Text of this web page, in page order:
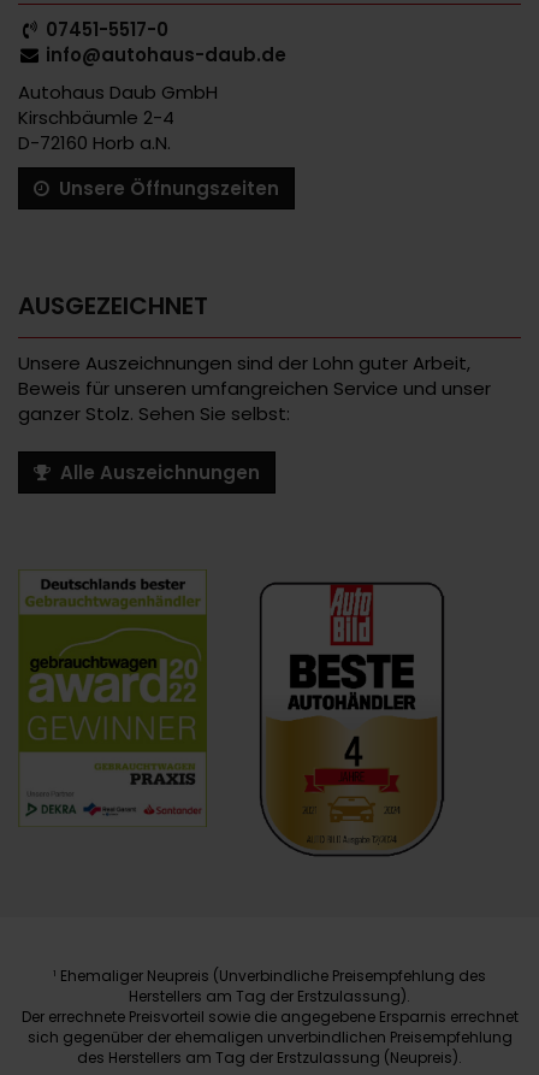
07451-5517-0
info@autohaus-daub.de
Autohaus Daub GmbH
Kirschbäumle 2-4
D-72160 Horb a.N.
Unsere Öffnungszeiten
AUSGEZEICHNET
Unsere Auszeichnungen sind der Lohn guter Arbeit,
Beweis für unseren umfangreichen Service und unser
ganzer Stolz. Sehen Sie selbst:
Alle Auszeichnungen
1 Ehemaliger Neupreis (Unverbindliche Preisempfehlung des
Herstellers am Tag der Erstzulassung).
Der errechnete Preisvorteil sowie die angegebene Ersparnis errechnet
sich gegenüber der ehemaligen unverbindlichen Preisempfehlung
des Herstellers am Tag der Erstzulassung (Neupreis).